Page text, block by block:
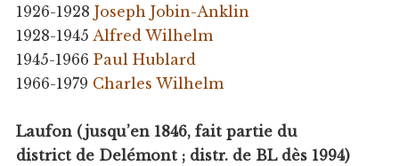
1926-1928 Joseph Jobin-Anklin
1928-1945 Alfred Wilhelm
1945-1966 Paul Hublard
1966-1979 Charles Wilhelm
Laufon (jusqu’en 1846, fait partie du
district de Delémont ; distr. de BL dès 1994)